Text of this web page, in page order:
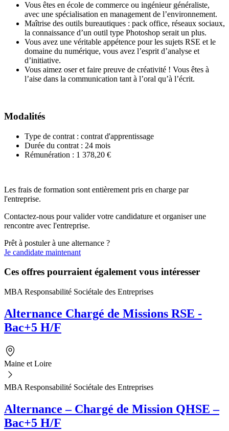
Vous êtes en école de commerce ou ingénieur généraliste,
avec une spécialisation en management de l’environnement.
Maîtrise des outils bureautiques : pack office, réseaux sociaux,
la connaissance d’un outil type Photoshop serait un plus.
Vous avez une véritable appétence pour les sujets RSE et le
domaine du numérique, vous avez l’esprit d’analyse et
d’initiative.
Vous aimez oser et faire preuve de créativité ! Vous êtes à
l’aise dans la communication tant à l’oral qu’à l’écrit.
Modalités
Type de contrat : contrat d'apprentissage
Durée du contrat : 24 mois
Rémunération : 1 378,20 €
Les frais de formation sont entièrement pris en charge par
l'entreprise.
Contactez-nous pour valider votre candidature et organiser une
rencontre avec l'entreprise.
Prêt à postuler à une alternance ?
Je candidate maintenant
Ces offres pourraient également vous intéresser
MBA Responsabilité Sociétale des Entreprises
Alternance Chargé de Missions RSE -
Bac+5 H/F
Maine et Loire
MBA Responsabilité Sociétale des Entreprises
Alternance – Chargé de Mission QHSE –
Bac+5 H/F